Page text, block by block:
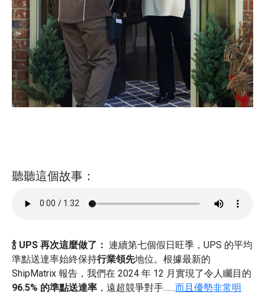
聽聽這個故事：
🍾 UPS 再次這麼做了： 連續第七個假日旺季，UPS 的平均
準點送達率始終保持行業領先地位。根據最新的
ShipMatrix 報告，我們在 2024 年 12 月實現了令人矚目的
96.5% 的準點送達率 ，遠超競爭對手……而且優勢非常明